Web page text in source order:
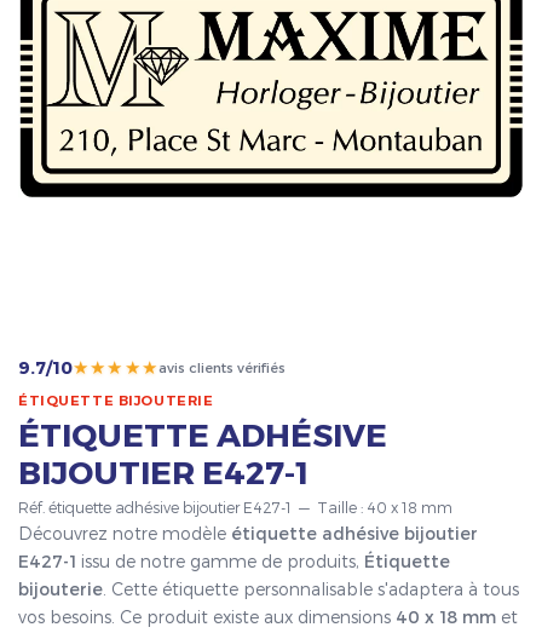
9.7/10★★★★★avis clients vérifiés
ÉTIQUETTE BIJOUTERIE
ÉTIQUETTE ADHÉSIVE
BIJOUTIER E427-1
Réf. étiquette adhésive bijoutier E427-1 — Taille : 40 x 18 mm
Découvrez notre modèle étiquette adhésive bijoutier
E427-1 issu de notre gamme de produits, Étiquette
bijouterie . Cette étiquette personnalisable s'adaptera à tous
vos besoins. Ce produit existe aux dimensions 40 x 18 mm et